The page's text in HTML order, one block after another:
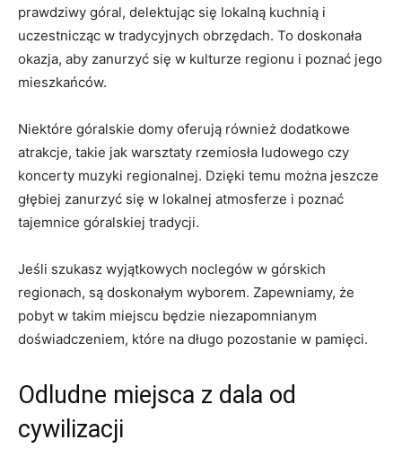
prawdziwy góral, delektując się lokalną kuchnią i
uczestnicząc w tradycyjnych obrzędach.⁢ To doskonała
okazja, aby zanurzyć‍ się w kulturze⁣ regionu i poznać ⁤jego
mieszkańców.
Niektóre ‍góralskie domy oferują również dodatkowe
‌atrakcje, takie jak warsztaty rzemiosła ludowego czy
koncerty muzyki regionalnej. Dzięki‌ temu można jeszcze
głębiej zanurzyć się w lokalnej⁢ atmosferze i poznać
tajemnice góralskiej tradycji.
Jeśli szukasz wyjątkowych noclegów w górskich
regionach, są doskonałym wyborem. Zapewniamy, że
pobyt w takim miejscu będzie⁤ niezapomnianym
doświadczeniem, które‍ na długo pozostanie w pamięci.
Odludne miejsca ‌z ⁣dala od
cywilizacji